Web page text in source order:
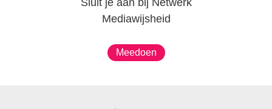
Mediawijsheid
Meedoen